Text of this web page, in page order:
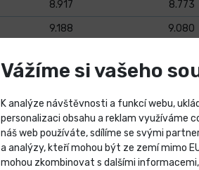
8.917 8.773
9.188 9.080
9.917 9.773
10.188 10.080
10.106 9.853
10.376 10.160
Vážíme si vašeho
K analýze návštěvnosti a funkcí webu,
personalizaci obsahu a reklam využíváme
náš web používáte, sdílíme se svými
a analýzy, kteří mohou být ze zemí mimo
mohou zkombinovat s dalšími
Výprodej